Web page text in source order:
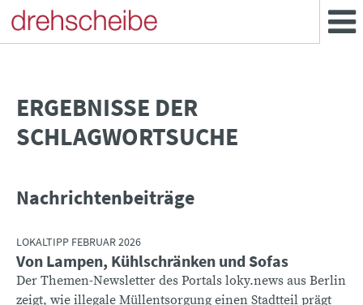
­ERGEBNISSE DER
SCHLAGWORTSUCHE
Nachrichtenbeiträge
LOKALTIPP FEBRUAR 2026
Von Lampen, Kühlschränken und Sofas
Der Themen-Newsletter des Portals loky.news aus Berlin
zeigt, wie illegale Müllentsorgung einen Stadtteil prägt